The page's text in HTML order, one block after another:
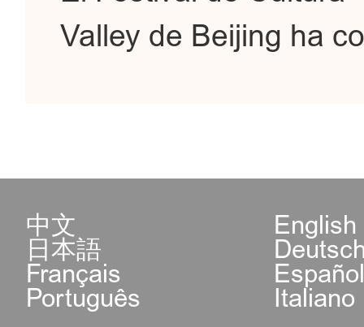
Valley de Beijing ha
中文 English
日本語
Français
Português Italiano